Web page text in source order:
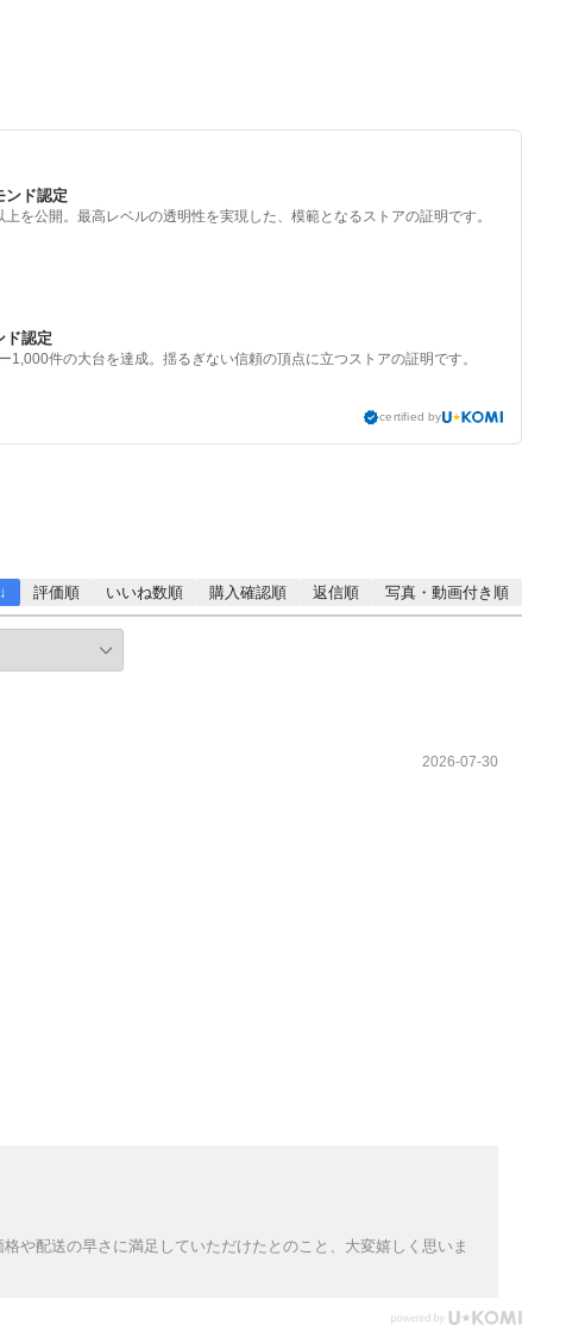
ンド認定
を公開。最高レベルの透明性を実現した、模範となるストアの証明です。
ド認定
1,000件の大台を達成。揺るぎない信頼の頂点に立つストアの証明です。
certified by
評価順 いいね数順 購入確認順 返信順 写真・動画付き順
2026-07-30
や配送の早さに満足していただけたとのこと、大変嬉しく思いま